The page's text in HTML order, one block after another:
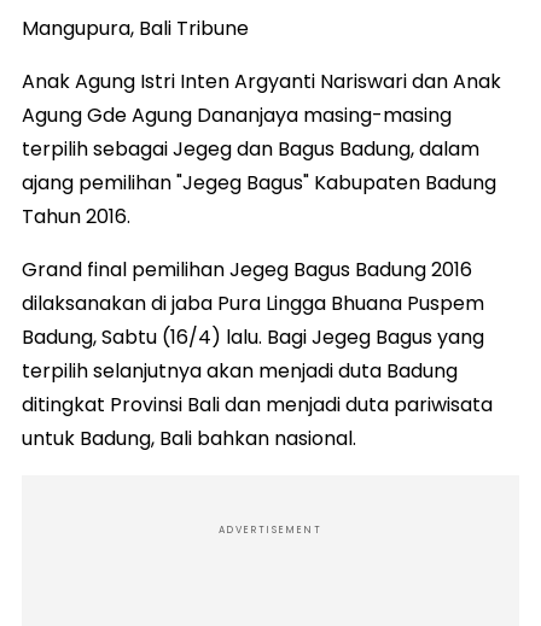
Mangupura, Bali Tribune
Anak Agung Istri Inten Argyanti Nariswari dan Anak
Agung Gde Agung Dananjaya masing-masing
terpilih sebagai Jegeg dan Bagus Badung, dalam
ajang pemilihan "Jegeg Bagus" Kabupaten Badung
Tahun 2016.
Grand final pemilihan Jegeg Bagus Badung 2016
dilaksanakan di jaba Pura Lingga Bhuana Puspem
Badung, Sabtu (16/4) lalu. Bagi Jegeg Bagus yang
terpilih selanjutnya akan menjadi duta Badung
ditingkat Provinsi Bali dan menjadi duta pariwisata
untuk Badung, Bali bahkan nasional.
ADVERTISEMENT